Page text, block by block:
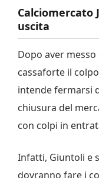
Calciomercato
uscita
Dopo aver
cassaforte il
intende fermarsi
chiusura del
con colpi in
Infatti, Giuntoli e
dovranno fare i